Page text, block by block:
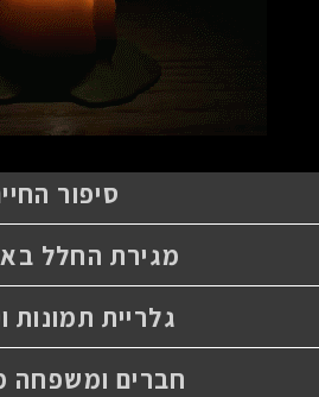
סיפור
מגירת החלל
גלריית תמונות
חברים ומשפחה